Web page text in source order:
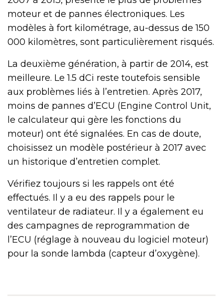
moteur et de pannes électroniques. Les
modèles à fort kilométrage, au-dessus de 150
000 kilomètres, sont particulièrement risqués.
La deuxième génération, à partir de 2014, est
meilleure. Le 1.5 dCi reste toutefois sensible
aux problèmes liés à l’entretien. Après 2017,
moins de pannes d’ECU (Engine Control Unit,
le calculateur qui gère les fonctions du
moteur) ont été signalées. En cas de doute,
choisissez un modèle postérieur à 2017 avec
un historique d’entretien complet.
Vérifiez toujours si les rappels ont été
effectués. Il y a eu des rappels pour le
ventilateur de radiateur. Il y a également eu
des campagnes de reprogrammation de
l’ECU (réglage à nouveau du logiciel moteur)
pour la sonde lambda (capteur d’oxygène).